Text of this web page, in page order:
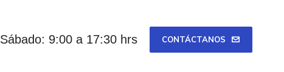
9:00 a 17:30 hrs CONTÁCTANOS